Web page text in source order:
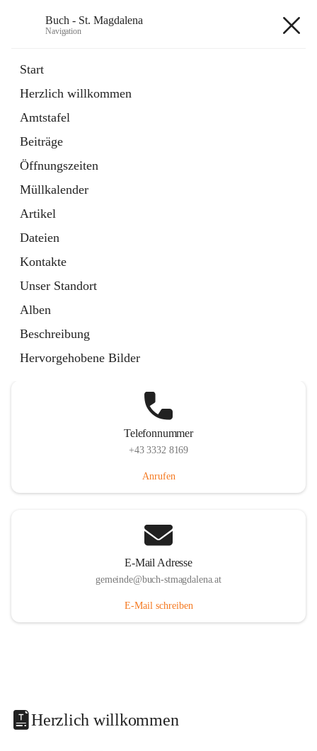
Buch - St. Magdalena
Navigation
Start
Herzlich willkommen
Amtstafel
Beiträge
Öffnungszeiten
Müllkalender
Artikel
Dateien
Kontakte
Unser Standort
Alben
Beschreibung
Hervorgehobene Bilder
11 Schnellzugriffe
Bürgerservice
10 Schnellzugriffe
Telefonnummer
+43 3332 8169
Anrufen
E-Mail Adresse
gemeinde@buch-stmagdalena.at
E-Mail schreiben
Herzlich willkommen